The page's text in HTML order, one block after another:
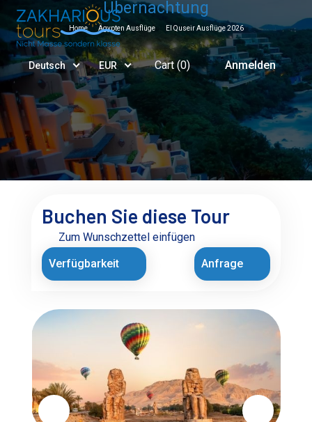
Deutsch EUR Cart (0) Anmelden
Übernachtung
Home Ägypten Ausflüge El Quseir Ausflüge 2026
Buchen Sie diese Tour
Zum Wunschzettel einfügen
Verfügbarkeit
Anfrage